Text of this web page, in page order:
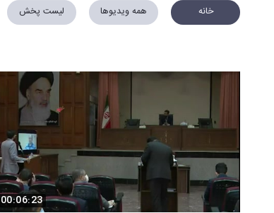
خانه همه ویدیوها لیست پخش
00:06:23